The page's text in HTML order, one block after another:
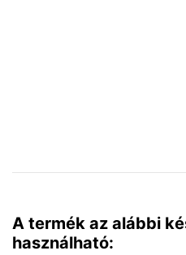
A termék az alábbi
használható: